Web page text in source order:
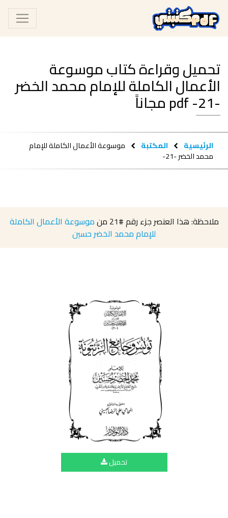
تحميل وقراءة كتاب موسوعة
الأعمال الكاملة للإمام محمد الخضر
-21- pdf مجاناً
الرئيسية المكتبة موسوعة الأعمال الكاملة للإمام
محمد الخضر -21-
ملاحظة: هذا العنصر جزء رقم#21 منموسوعة الأعمال الكاملة
للإمام محمد الخضر حسين
تحميل